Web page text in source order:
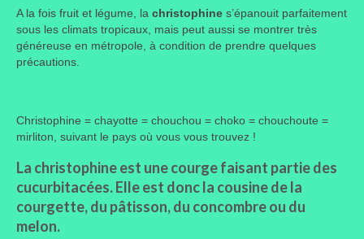
A la fois fruit et légume, la christophine s’épanouit parfaitement
sous les climats tropicaux, mais peut aussi se montrer très
généreuse en métropole, à condition de prendre quelques
précautions.
Christophine = chayotte = chouchou = choko = chouchoute =
mirliton, suivant le pays où vous vous trouvez !
La christophine est unecourge faisant partie des
cucurbitacées. Elle est donc la cousine de la
courgette, du pâtisson, du concombre ou du
melon.